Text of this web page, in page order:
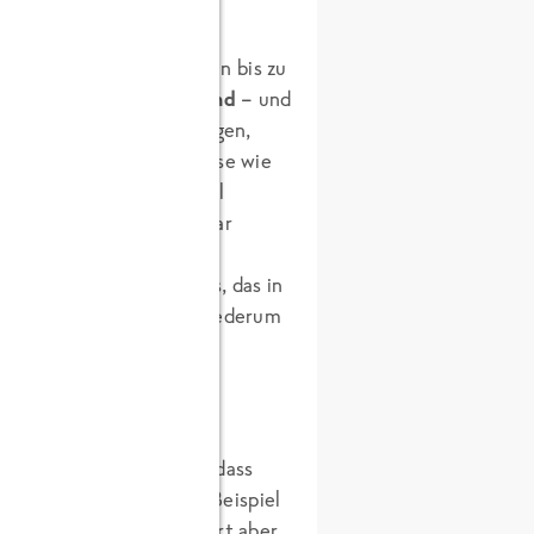
entstehen bis zu
im
Freiland – und
man nicht pauschal sagen,
man z.B. Gemüse wie
aus diesen fossil
teilweise sogar
jedoch um solches, das in
das Selberkochen wiederum
klimaschädlich sei, dass
Wie ihr unten am Beispiel